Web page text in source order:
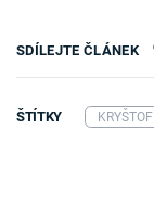
SDÍLEJTE ČLÁNEK
ŠTÍTKY